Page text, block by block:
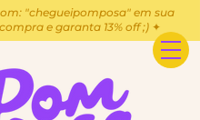
"chegueipomposa" em sua
e garanta 13% off ;) ✦